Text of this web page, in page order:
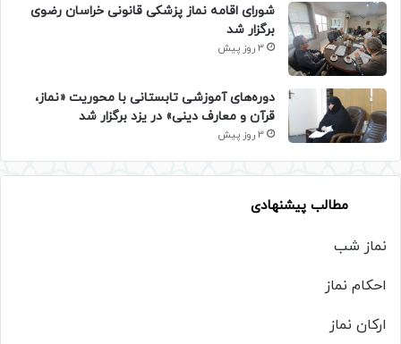
شورای اقامه نماز پزشکی قانونی خراسان رضوی
برگزار شد
3 روز پیش
دوره‌های آموزشی تابستانی با محوریت «نماز،
قرآن و معارف دینی» در یزد برگزار شد
3 روز پیش
مطالب پیشنهادی
نماز شب
احکام نماز
ارکان نماز